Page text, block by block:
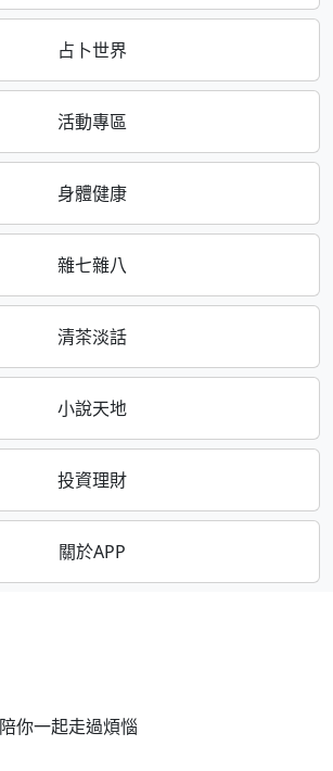
占卜世界
活動專區
身體健康
雜七雜八
清茶淡話
小說天地
投資理財
關於APP
你一起走過煩惱